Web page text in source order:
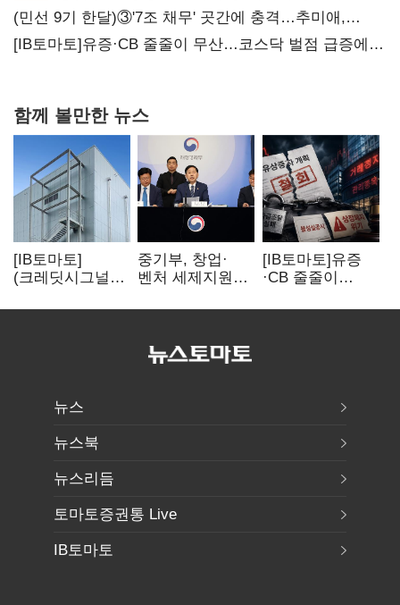
(민선 9기 한달)③'7조 채무' 곳간에 충격…추미애,
20년만에 '비상재정' 선언 승부수
[IB토마토]유증·CB 줄줄이 무산…코스닥 벌점 급증에
함께 볼만한 뉴스
[IB토마토]
(크레딧시그널)
수혜에도
중기부, 창업·
벤처 세제지원
사업승계
[IB토마토]유증
·CB 줄줄이
벌점 급증에 상폐
뉴스
뉴스북
뉴스리듬
토마토증권통 Live
IB토마토